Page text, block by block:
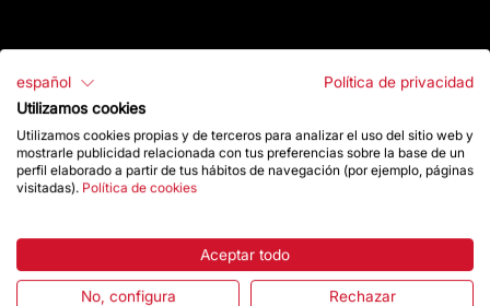
Contacto
Tienda
español
Política de privacidad
Utilizamos cookies
Utilizamos cookies propias y de terceros para analizar el uso del sitio web y
mostrarle publicidad relacionada con tus preferencias sobre la base de un
perfil elaborado a partir de tus hábitos de navegación (por ejemplo, páginas
visitadas). Política de cookies
Aceptar todo
No, configura Rechazar